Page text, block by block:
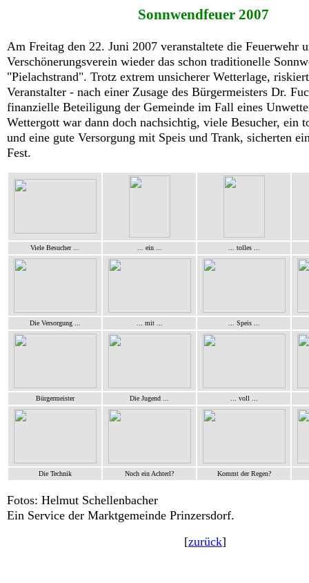
Sonnwendfeuer 2007
Am Freitag den 22. Juni 2007 veranstaltete die Feuerwehr
Verschönerungsverein wieder das schon traditionelle
"Pielachstrand". Trotz extrem unsicherer Wetterlage,
Veranstalter - nach einer Zusage des Bürgermeisters Dr.
finanzielle Beteiligung der Gemeinde im Fall eines
Wettergott war dann doch nachsichtig, viele Besucher, ein
und eine gute Versorgung mit Speis und Trank, sicherten
Fest.
Viele Besucher ... ... ein ... ... tolles ...
Die Versorgung ... ... mit ... ... Speis ...
Bürgermeister Die Jugend ... ... voll ...
Die Technik Noch ein Achterl? Kommt der Regen?
Fotos: Helmut Schellenbacher
Ein Service der Marktgemeinde Prinzersdorf.
[zurück]